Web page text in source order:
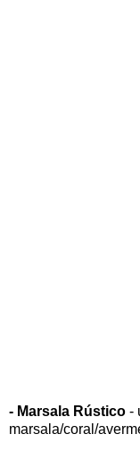
- Marsala Rústico -
marsala/coral/